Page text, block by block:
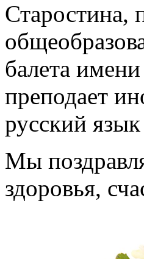
Старостина,
балета
преподает
русский
Мы
здоровья,